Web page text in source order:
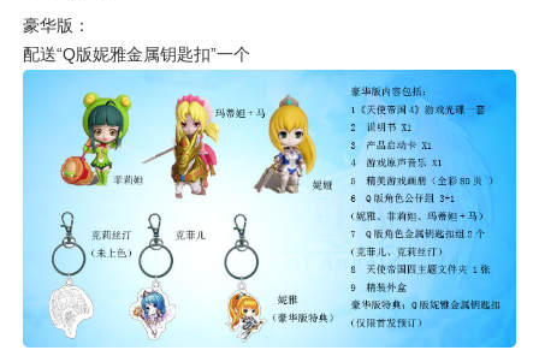
上，加入机关和隐藏陷阱等元素，使战斗的过程更加丰富有趣。 ●
活跃又有趣的战斗动作● 可随意转职成数十种兵种还有专属的技能
动作，有些可爱有些爆笑，战斗过程充满惊奇。 ●可爱又逗趣的人
物角色● 以精致唯美的画风来表现众多美丽天使的军团，并以可爱
版造型来表现各种种，主要角色以全新的姿态登场！ 全女子军团魅
力无限！
豪华版：
配送“Q版妮雅金属钥匙扣”一个